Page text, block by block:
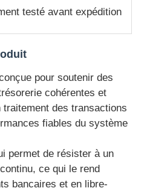
Glory NMD
testé avant expédition
pour soutenir des
cohérentes et
des transactions
fiables du système
permet de résister à un
ce qui le rend
bancaires et en libre-